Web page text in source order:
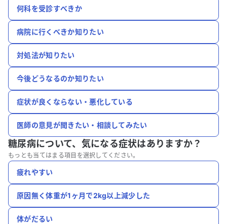
何科を受診すべきか
病院に行くべきか知りたい
対処法が知りたい
今後どうなるのか知りたい
症状が良くならない・悪化している
医師の意見が聞きたい・相談してみたい
糖尿病について、 気になる症状はありますか？
もっとも当てはまる項目を選択してください。
疲れやすい
原因無く体重が1ヶ月で2kg以上減少した
体がだるい